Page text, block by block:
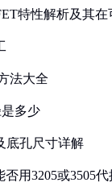
特性解析及其
法大全
多少
底孔尺寸详解
用3205或3505代